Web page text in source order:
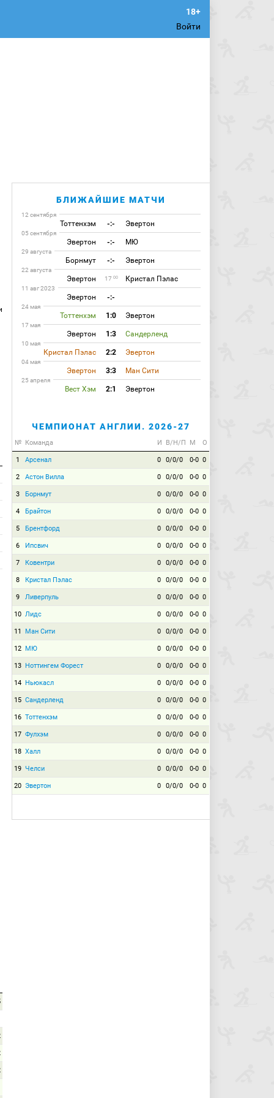
Войти
БЛИЖАЙШИЕ МАТЧИ
12 сентября
Тоттенхэм -:- Эвертон
05 сентября
Эвертон -:- МЮ
29 августа
Борнмут -:- Эвертон
22 августа
Эвертон 17 00 Кристал Пэлас
11 авг 2023
Эвертон -:-
24 мая
Тоттенхэм 1:0 Эвертон
17 мая
Эвертон 1:3 Сандерленд
10 мая
Кристал Пэлас 2:2 Эвертон
04 мая
Эвертон 3:3 Ман Сити
25 апреля
Вест Хэм 2:1 Эвертон
ЧЕМПИОНАТ АНГЛИИ. 2026-27
№ Команда И В/Н/П М О
1 Арсенал 0 0/0/0 0-0 0
2 Астон Вилла 0 0/0/0 0-0 0
3 Борнмут 0 0/0/0 0-0 0
4 Брайтон 0 0/0/0 0-0 0
5 Брентфорд 0 0/0/0 0-0 0
6 Ипсвич 0 0/0/0 0-0 0
7 Ковентри 0 0/0/0 0-0 0
8 Кристал Пэлас 0 0/0/0 0-0 0
9 Ливерпуль 0 0/0/0 0-0 0
10 Лидс 0 0/0/0 0-0 0
11 Ман Сити 0 0/0/0 0-0 0
12 МЮ 0 0/0/0 0-0 0
13 Ноттингем Форест 0 0/0/0 0-0 0
14 Ньюкасл 0 0/0/0 0-0 0
15 Сандерленд 0 0/0/0 0-0 0
16 Тоттенхэм 0 0/0/0 0-0 0
17 Фулхэм 0 0/0/0 0-0 0
18 Халл 0 0/0/0 0-0 0
19 Челси 0 0/0/0 0-0 0
20 Эвертон 0 0/0/0 0-0 0